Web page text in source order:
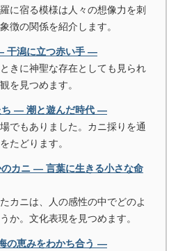
に宿る模様は人々の想像力を刺
徴の関係を紹介します。
干潟に立つ赤い手 ―
きに神聖な存在としても見られ
を見つめます。
ち ― 潮と遊んだ時代 ―
でもありました。カニ採りを通
たどります。
カニ ― 言葉に生きる小さな命
カニは、人の感性の中でどのよ
か。文化表現を見つめます。
の恵みをわかち合う ―